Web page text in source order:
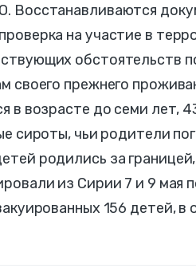
Восстанавливаются
на участие в
обстоятельств
своего прежнего
в возрасте до семи лет,
сироты, чьи родители
родились за
из Сирии 7 и 9
156 детей,